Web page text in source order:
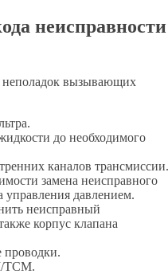
неисправности
вызывающих
до необходимого
каналов трансмиссии.
замена неисправного
управления давлением.
неисправный
корпус клапана
проводки.
TCM.